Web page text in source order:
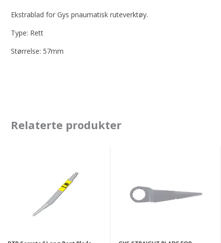
Ekstrablad for Gys pnaumatisk ruteverktøy.
Type: Rett
Størrelse: 57mm
Relaterte produkter
BLADE
FOR